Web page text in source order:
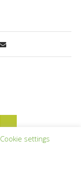
Cookie settings